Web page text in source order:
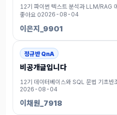
12기 파이썬 텍스트 분석과 LLM/RAG
좋아요 02026-08-04
이은지_9901
정규반 QnA
비공개글입니다
12기 데이터베이스와 SQL 문법 기초반
2026-08-04
이채원_7918